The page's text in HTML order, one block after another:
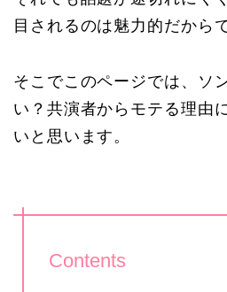
目されるのは魅力的だから
そこでこのページでは、ソ
い？共演者からモテる理由
いと思います。
Contents